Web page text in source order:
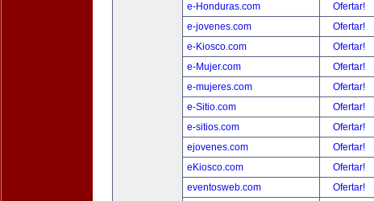
e-Honduras.com
Ofertar!
e-jovenes.com
Ofertar!
e-Kiosco.com
Ofertar!
e-Mujer.com
Ofertar!
e-mujeres.com
Ofertar!
e-Sitio.com
Ofertar!
e-sitios.com
Ofertar!
ejovenes.com
Ofertar!
eKiosco.com
Ofertar!
eventosweb.com
Ofertar!